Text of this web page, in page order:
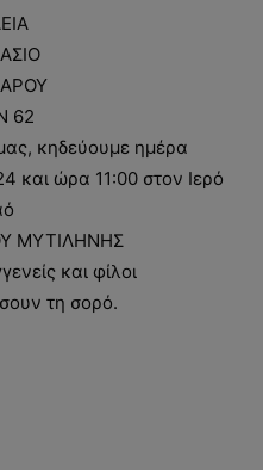
62
κηδεύουμε ημέρα
ώρα 11:00 στον Ιερό
ΜΥΤΙΛΗΝΗΣ
και φίλοι
τη σορό.